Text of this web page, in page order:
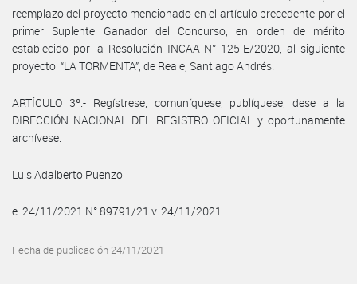
reemplazo del proyecto mencionado en el artículo precedente por el
primer Suplente Ganador del Concurso, en orden de mérito
establecido por la Resolución INCAA N° 125-E/2020, al siguiente
proyecto: “LA TORMENTA”, de Reale, Santiago Andrés.
ARTÍCULO 3º.- Regístrese, comuníquese, publíquese, dese a la
DIRECCIÓN NACIONAL DEL REGISTRO OFICIAL y oportunamente
archívese.
Luis Adalberto Puenzo
e. 24/11/2021 N° 89791/21 v. 24/11/2021
Fecha de publicación 24/11/2021